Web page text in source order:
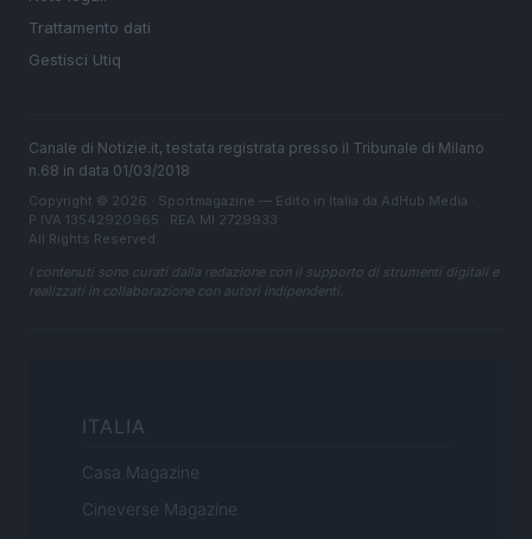
Trattamento dati
Gestisci Utiq
Canale di Notizie.it, testata registrata presso il Tribunale di Milano
n.68 in data 01/03/2018
Copyright © 2026 · Sportmagazine — Edito in Italia da AdHub Media
P.IVA 13542920965 · REA MI 2729933
All Rights Reserved
I contenuti sono curati dalla redazione con il supporto di strumenti digitali e
realizzati in collaborazione con autori indipendenti.
ITALIA
Casa Magazine
Cineverse Magazine